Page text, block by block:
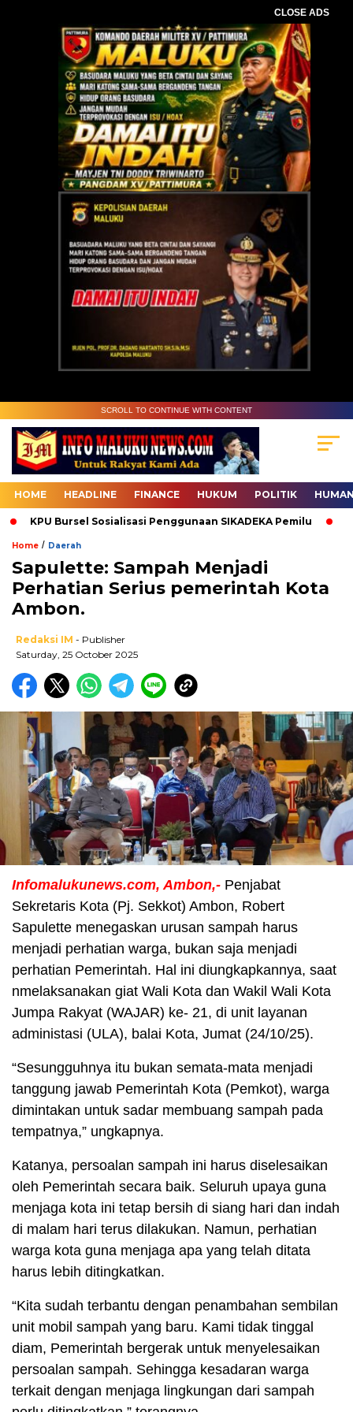
CLOSE ADS
SCROLL TO CONTINUE WITH CONTENT
HOME HEADLINE FINANCE HUKUM POLITIK
KPU Bursel Sosialisasi Penggunaan SIKADEKA Pemilu
Home / Daerah
Sapulette: Sampah Menjadi
Perhatian Serius pemerintah Kota
Ambon.
Redaksi IM - Publisher
Saturday, 25 October 2025
Infomalukunews.com, Ambon,- Penjabat
Sekretaris Kota (Pj. Sekkot) Ambon, Robert
Sapulette menegaskan urusan sampah harus
menjadi perhatian warga, bukan saja menjadi
perhatian Pemerintah. Hal ini diungkapkannya, saat
nmelaksanakan giat Wali Kota dan Wakil Wali Kota
Jumpa Rakyat (WAJAR) ke- 21, di unit layanan
administasi (ULA), balai Kota, Jumat (24/10/25).
“Sesungguhnya itu bukan semata-mata menjadi
tanggung jawab Pemerintah Kota (Pemkot), warga
dimintakan untuk sadar membuang sampah pada
tempatnya,” ungkapnya.
Katanya, persoalan sampah ini harus diselesaikan
oleh Pemerintah secara baik. Seluruh upaya guna
menjaga kota ini tetap bersih di siang hari dan indah
di malam hari terus dilakukan. Namun, perhatian
warga kota guna menjaga apa yang telah ditata
harus lebih ditingkatkan.
“Kita sudah terbantu dengan penambahan sembilan
unit mobil sampah yang baru. Kami tidak tinggal
diam, Pemerintah bergerak untuk menyelesaikan
persoalan sampah. Sehingga kesadaran warga
terkait dengan menjaga lingkungan dari sampah